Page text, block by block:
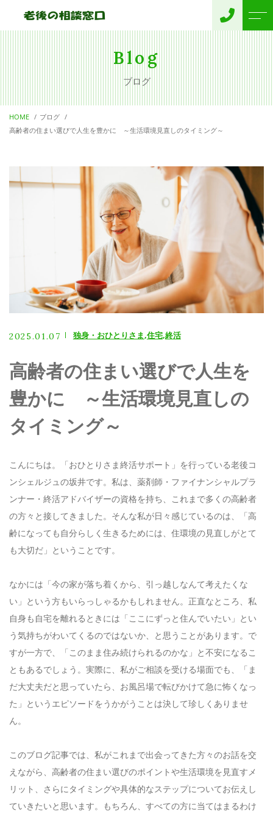
老後の相談窓口について
サポートメニュー
項目別サービス
終活終身サポート
代表 プロフィール
ブログ
お電話でのお問い合わせ
080-3580-3248
メールでのご予約
CONTACT
Blog
ブログ
HOME
ブログ
高齢者の住まい選びで人生を豊かに ～生活環境見直しのタイミング～
2025.01.07 独身・おひとりさま 住宅 終活
高齢者の住まい選びで人生を
豊かに ～生活環境見直しの
タイミング～
こんにちは。「おひとりさま終活サポート」を行っている老後コ
ンシェルジュの坂井です。私は、薬剤師・ファイナンシャルプラ
ンナー・終活アドバイザーの資格を持ち、これまで多くの高齢者
の方々と接してきました。そんな私が日々感じているのは、「高
齢になっても自分らしく生きるためには、住環境の見直しがとて
も大切だ」ということです。
なかには「今の家が落ち着くから、引っ越しなんて考えたくな
い」という方もいらっしゃるかもしれません。正直なところ、私
自身も自宅を離れるときには「ここにずっと住んでいたい」とい
う気持ちがわいてくるのではないか、と思うことがあります。で
すが一方で、「このまま住み続けられるのかな」と不安になるこ
ともあるでしょう。実際に、私がご相談を受ける場面でも、「ま
だ大丈夫だと思っていたら、お風呂場で転びかけて急に怖くなっ
た」というエピソードをうかがうことは決して珍しくありませ
ん。
このブログ記事では、私がこれまで出会ってきた方々のお話を交
えながら、高齢者の住まい選びのポイントや生活環境を見直すメ
リット、さらにタイミングや具体的なステップについてお伝えし
ていきたいと思います。もちろん、すべての方に当てはまるわけ